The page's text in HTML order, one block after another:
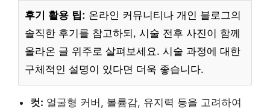
후기 활용 팁: 온라인 커뮤니티나 개인 블로그의
솔직한 후기를 참고하되, 시술 전후 사진이 함께
올라온 글 위주로 살펴보세요. 시술 과정에 대한
구체적인 설명이 있다면 더욱 좋습니다.
컷: 얼굴형 커버, 볼륨감, 유지력 등을 고려하여